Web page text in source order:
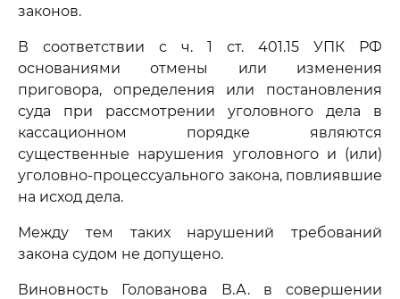
законов.
В соответствии с ч. 1 ст. 401.15 УПК РФ
основаниями отмены или изменения
приговора, определения или постановления
суда при рассмотрении уголовного дела в
кассационном порядке являются
существенные нарушения уголовного и (или)
уголовно-процессуального закона, повлиявшие
на исход дела.
Между тем таких нарушений требований
закона судом не допущено.
Виновность Голованова В.А. в совершении